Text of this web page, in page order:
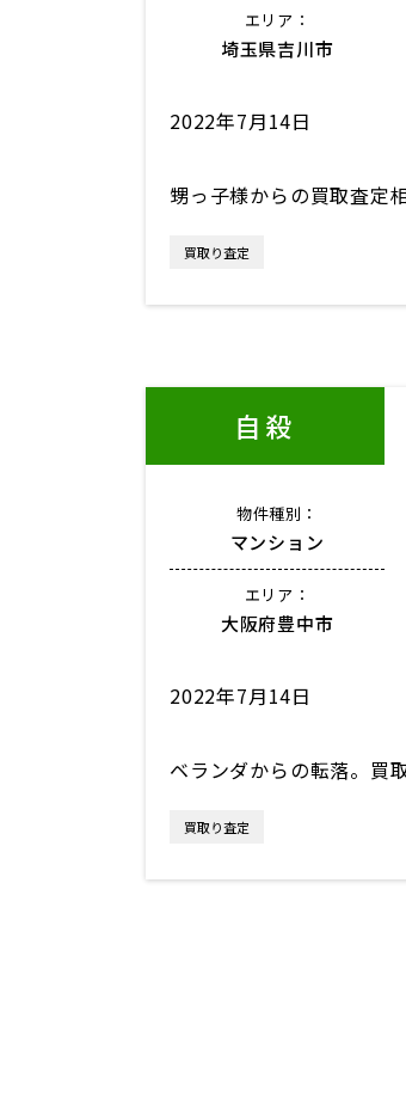
エリア：
埼玉県吉川市
2022年7月14日
甥っ子様からの買取査定
買取り査定
自殺
物件種別：
マンション
エリア：
大阪府豊中市
2022年7月14日
ベランダからの転落。買
買取り査定